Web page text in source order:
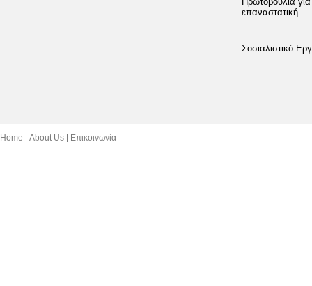
επαναστατική
Σοσιαλιστικό
Home About Us Επικοινωνία